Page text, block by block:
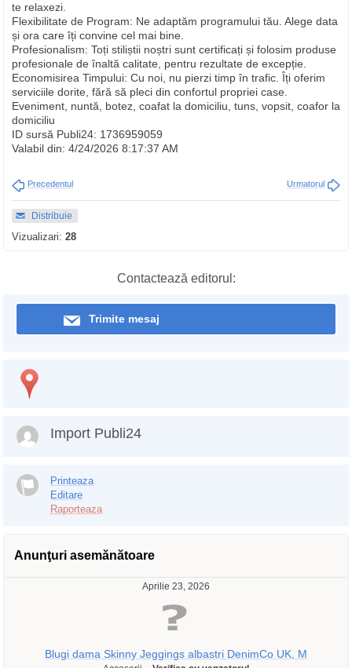
te relaxezi.
Flexibilitate de Program: Ne adaptăm programului tău. Alege data
și ora care îți convine cel mai bine.
Profesionalism: Toți stiliștii noștri sunt certificați și folosim produse
profesionale de înaltă calitate, pentru rezultate de excepție.
Economisirea Timpului: Cu noi, nu pierzi timp în trafic. Îți oferim
serviciile dorite, fără să pleci din confortul propriei case.
Eveniment, nuntă, botez, coafat la domiciliu, tuns, vopsit, coafor la
domiciliu
ID sursă Publi24: 1736959059
Valabil din: 4/24/2026 8:17:37 AM
Precedentul Urmatorul
Distribuie
Vizualizari: 28
Contactează editorul:
Trimite mesaj
Import Publi24
Printeaza
Editare
Raporteaza
Anunţuri asemănătoare
Aprilie 23, 2026
Blugi dama Skinny Jeggings albastri DenimCo UK, M